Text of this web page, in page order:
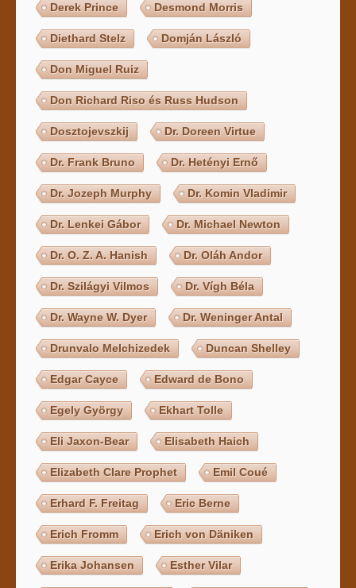
Derek Prince Desmond Morris
Diethard Stelz Domján László
Don Miguel Ruiz
Don Richard Riso és Russ Hudson
Dosztojevszkij Dr. Doreen Virtue
Dr. Frank Bruno Dr. Hetényi Ernő
Dr. Jozeph Murphy Dr. Komin Vladimir
Dr. Lenkei Gábor Dr. Michael Newton
Dr. O. Z. A. Hanish Dr. Oláh Andor
Dr. Szilágyi Vilmos Dr. Vígh Béla
Dr. Wayne W. Dyer Dr. Weninger Antal
Drunvalo Melchizedek Duncan Shelley
Edgar Cayce Edward de Bono
Egely György Ekhart Tolle
Eli Jaxon-Bear Elisabeth Haich
Elizabeth Clare Prophet Emil Coué
Erhard F. Freitag Eric Berne
Erich Fromm Erich von Däniken
Erika Johansen Esther Vilar